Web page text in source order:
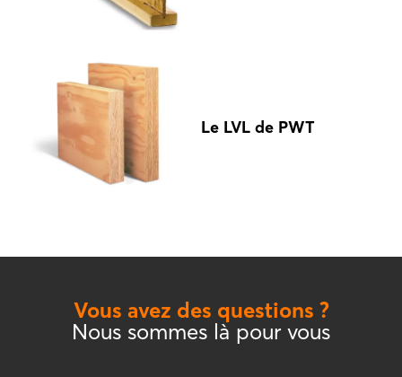
Le LVL de PWT
Vous avez des questions ?
Nous sommes là pour vous